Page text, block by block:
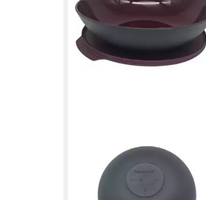
TUPPERWARE
Servierschale Tupperware Allegra
Schale 1,5 Liter in merlot/anthrazit
26,90 €